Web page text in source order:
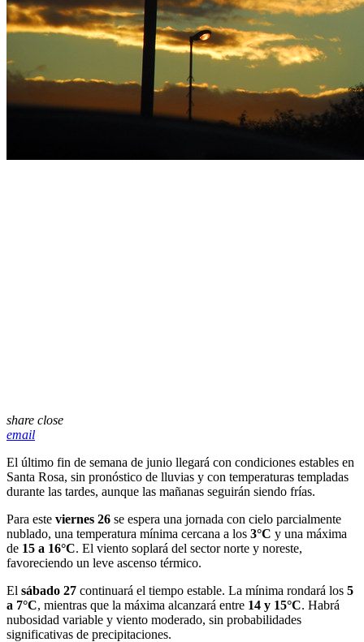
share close
email
El último fin de semana de junio llegará con condiciones estables en
Santa Rosa, sin pronóstico de lluvias y con temperaturas templadas
durante las tardes, aunque las mañanas seguirán siendo frías.
Para este viernes 26 se espera una jornada con cielo parcialmente
nublado, una temperatura mínima cercana a los 3°C y una máxima
de 15 a 16°C. El viento soplará del sector norte y noreste,
favoreciendo un leve ascenso térmico.
El sábado 27 continuará el tiempo estable. La mínima rondará los 5
a 7°C, mientras que la máxima alcanzará entre 14 y 15°C. Habrá
nubosidad variable y viento moderado, sin probabilidades
significativas de precipitaciones.